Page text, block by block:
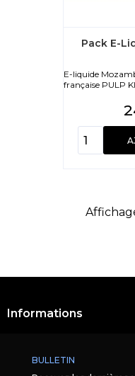
Pack E-
E-liquide
française PULP
Informations
BULLETIN